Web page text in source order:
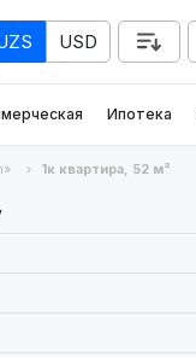
USD
Ипотека
1к квартира, 52 м²